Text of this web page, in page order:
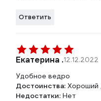
Ответить
Екатерина .12.12.2022
Удобное ведро
Достоинства: Хороший
Недостатки: Нет